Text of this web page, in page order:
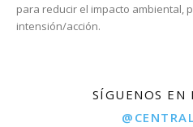
para reducir el impacto ambiental,
intensión/acción.
SÍGUENOS EN